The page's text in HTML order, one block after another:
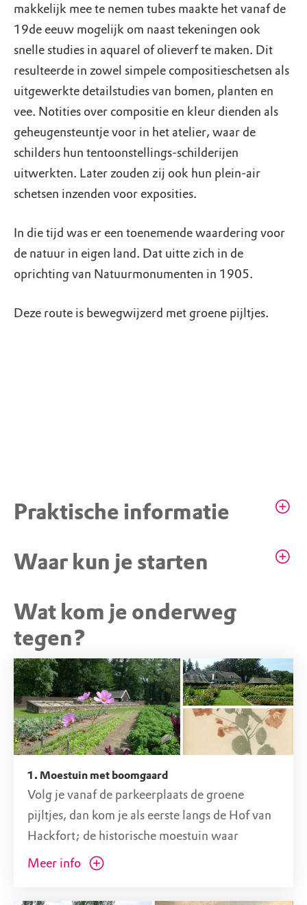
makkelijk mee te nemen tubes maakte het vanaf de
19de eeuw mogelijk om naast tekeningen ook
snelle studies in aquarel of olieverf te maken. Dit
resulteerde in zowel simpele compositieschetsen als
uitgewerkte detailstudies van bomen, planten en
vee. Notities over compositie en kleur dienden als
geheugensteuntje voor in het atelier, waar de
schilders hun tentoonstellings-schilderijen
uitwerkten. Later zouden zij ook hun plein-air
schetsen inzenden voor exposities.
In die tijd was er een toenemende waardering voor
de natuur in eigen land. Dat uitte zich in de
oprichting van Natuurmonumenten in 1905.
Deze route is bewegwijzerd met groene pijltjes.
Praktische informatie
Waar kun je starten
STARTPUNT
Parkeerplaats Baakseweg (gratis
Baakseweg, 7251 RH Vorden (GD)
Wat kom je onderweg
tegen?
1. Moestuin met boomgaard
Volg je vanaf de parkeerplaats de groene
pijltjes, dan kom je als eerste langs de Hof van
Hackfort; de historische moestuin waar
vroeger al groentes, fruit en bloemen werden
groot deel van de opbrengst van de tuin blijft
Meer info